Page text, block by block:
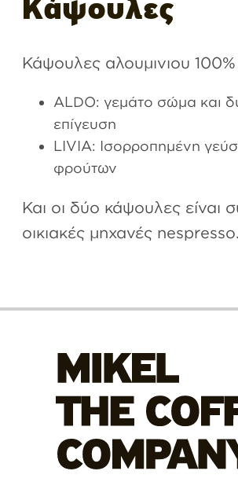
Κάψουλες
Κάψουλες αλουμινιου
ALDΟ: γεμάτο σώμα και
επίγευση
LIVIA: Ισορροπημένη
φρούτων
Και οι δύο κάψουλες είναι
οικιακές μηχανές nespresso.